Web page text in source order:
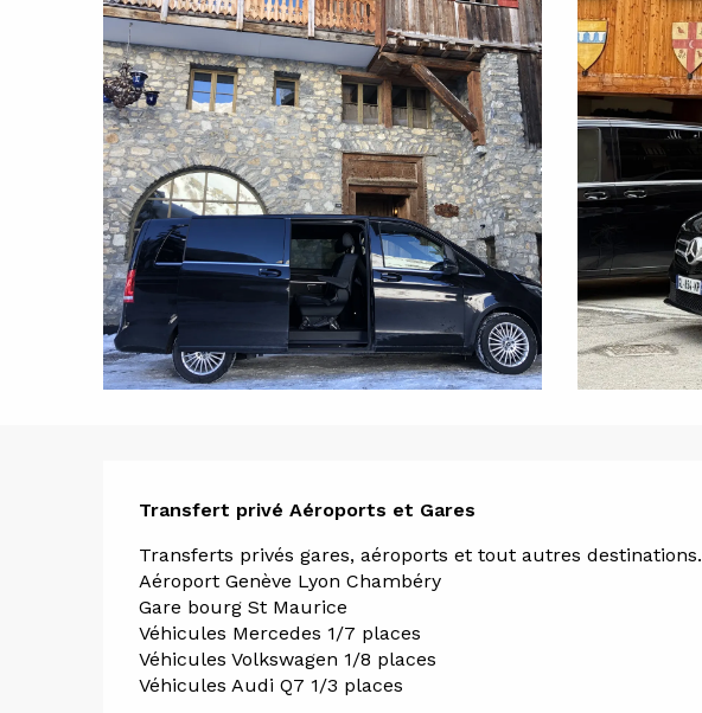
Description
Transfert privé Aéroports et Gares
Transferts privés gares, aéroports et tout autres destinations.
Aéroport Genève Lyon Chambéry
Gare bourg St Maurice
Véhicules Mercedes 1/7 places
Véhicules Volkswagen 1/8 places
Véhicules Audi Q7 1/3 places